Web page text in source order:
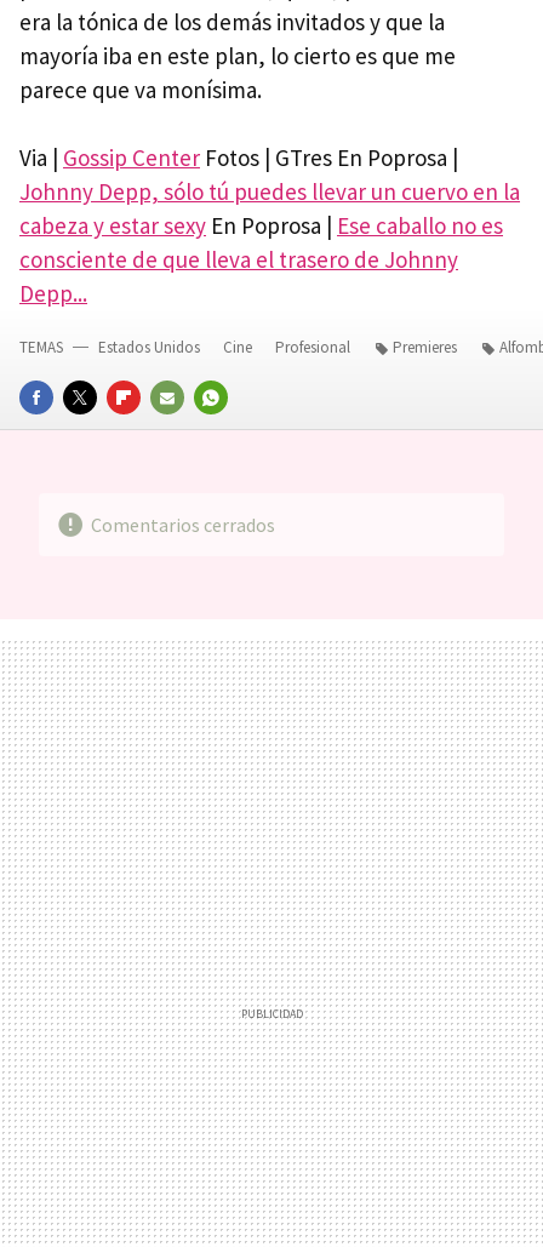
era la tónica de los demás invitados y que la
mayoría iba en este plan, lo cierto es que me
parece que va monísima.
Via | Gossip Center Fotos | GTres En Poprosa |
Johnny Depp, sólo tú puedes llevar un cuervo en la
cabeza y estar sexy En Poprosa | Ese caballo no es
consciente de que lleva el trasero de Johnny
Depp...
FACEBOOKTWITTERFLIPBOARD
E-
WHATSAPP
TEMAS Estados Unidos Cine Profesional Premieres
Comentarios cerrados